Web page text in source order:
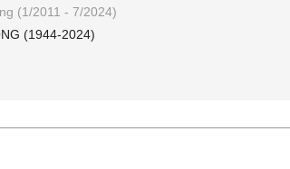
(1/2011 - 7/2024)
(1944-2024)